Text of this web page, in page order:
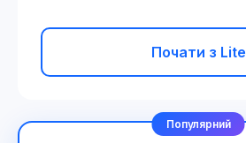
Почати з Lite
Популярний